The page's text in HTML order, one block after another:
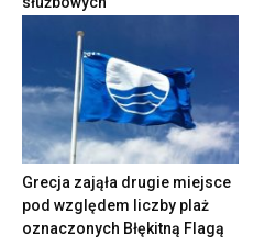
Grecja zająła drugie miejsce
pod względem liczby plaż
oznaczonych Błękitną Flagą